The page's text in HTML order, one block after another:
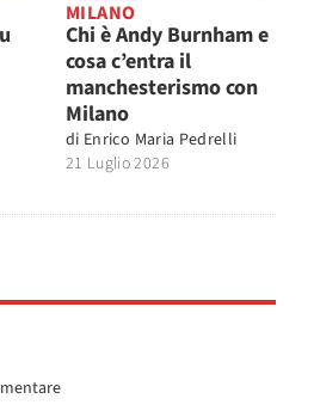
MILANO
Chi è Andy Burnham e
cosa c’entra il
manchesterismo con
Milano
di Enrico Maria Pedrelli
21 Luglio 2026